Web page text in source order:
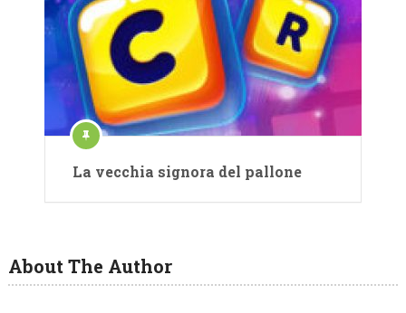
La vecchia signora del pallone
About The Author